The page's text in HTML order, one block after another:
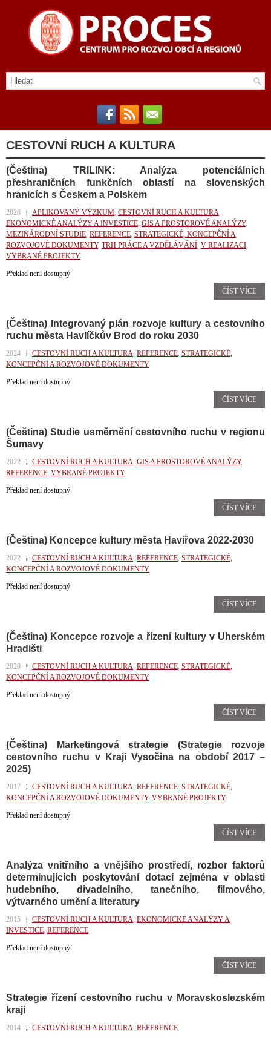
CESTOVNÍ RUCH A KULTURA
(Čeština) TRILINK: Analýza potenciálních
přeshraničních funkčních oblastí na slovenských
hranicích s Českem a Polskem
2026 APLIKOVANÝ VÝZKUM, CESTOVNÍ RUCH A KULTURA,
EKONOMICKÉ ANALÝZY A INVESTICE, GIS A PROSTOROVÉ ANALÝZY,
MEZINÁRODNÍ STUDIE, REFERENCE, STRATEGICKÉ, KONCEPČNÍ A
ROZVOJOVÉ DOKUMENTY, TRH PRÁCE A VZDĚLÁVÁNÍ, V REALIZACI,
VYBRANÉ PROJEKTY
Překlad není dostupný
ČÍST VÍCE
(Čeština) Integrovaný plán rozvoje kultury a cestovního
ruchu města Havlíčkův Brod do roku 2030
2024 CESTOVNÍ RUCH A KULTURA, REFERENCE, STRATEGICKÉ,
KONCEPČNÍ A ROZVOJOVÉ DOKUMENTY
Překlad není dostupný
ČÍST VÍCE
(Čeština) Studie usměrnění cestovního ruchu v regionu
Šumavy
2022 CESTOVNÍ RUCH A KULTURA, GIS A PROSTOROVÉ ANALÝZY,
REFERENCE, VYBRANÉ PROJEKTY
Překlad není dostupný
ČÍST VÍCE
(Čeština) Koncepce kultury města Havířova 2022-2030
2022 CESTOVNÍ RUCH A KULTURA, REFERENCE, STRATEGICKÉ,
KONCEPČNÍ A ROZVOJOVÉ DOKUMENTY
Překlad není dostupný
ČÍST VÍCE
(Čeština) Koncepce rozvoje a řízení kultury v Uherském
Hradišti
2020 CESTOVNÍ RUCH A KULTURA, REFERENCE, STRATEGICKÉ,
KONCEPČNÍ A ROZVOJOVÉ DOKUMENTY
Překlad není dostupný
ČÍST VÍCE
(Čeština) Marketingová strategie (Strategie rozvoje
cestovního ruchu v Kraji Vysočina na období 2017 –
2025)
2017 CESTOVNÍ RUCH A KULTURA, REFERENCE, STRATEGICKÉ,
KONCEPČNÍ A ROZVOJOVÉ DOKUMENTY, VYBRANÉ PROJEKTY
Překlad není dostupný
ČÍST VÍCE
Analýza vnitřního a vnějšího prostředí, rozbor faktorů
determinujících poskytování dotací zejména v oblasti
hudebního, divadelního, tanečního, filmového,
výtvarného umění a literatury
2015 CESTOVNÍ RUCH A KULTURA, EKONOMICKÉ ANALÝZY A
INVESTICE, REFERENCE
Překlad není dostupný
ČÍST VÍCE
Strategie řízení cestovního ruchu v Moravskoslezském
kraji
2014 CESTOVNÍ RUCH A KULTURA, REFERENCE